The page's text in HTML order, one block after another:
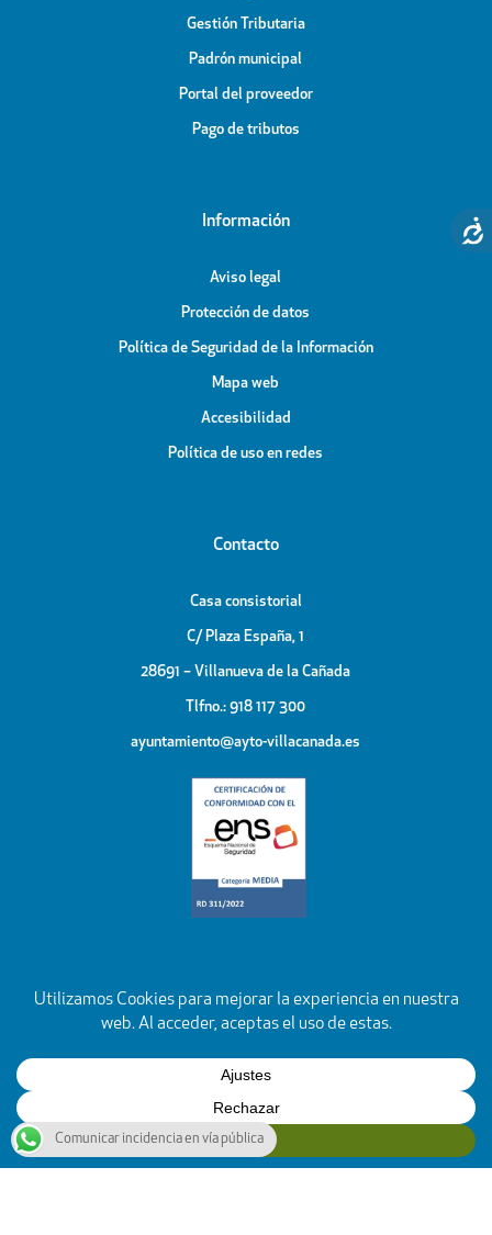
Gestión Tributaria
Padrón municipal
Portal del proveedor
Pago de tributos
Información
Aviso legal
Protección de datos
Política de Seguridad de la Información
Mapa web
Accesibilidad
Política de uso en redes
Contacto
Casa consistorial
C/ Plaza España, 1
28691 – Villanueva de la Cañada
Tlfno.: 918 117 300
ayuntamiento@ayto-villacanada.es
Comunicar incidencia en vía pública